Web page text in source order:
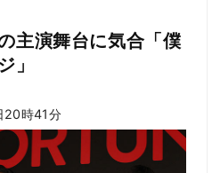
主演舞台に気合「僕
」
20時41分